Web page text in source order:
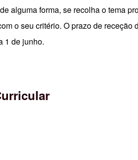
alguma forma, se recolha o tema
o seu critério. O prazo de
1 de junho.